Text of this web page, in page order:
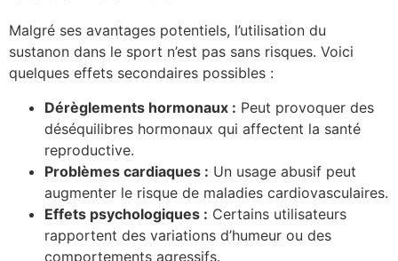
Malgré ses avantages potentiels, l’utilisation du
sustanon dans le sport n’est pas sans risques. Voici
quelques effets secondaires possibles :
Dérèglements hormonaux : Peut provoquer des
déséquilibres hormonaux qui affectent la santé
reproductive.
Problèmes cardiaques : Un usage abusif peut
augmenter le risque de maladies cardiovasculaires.
Effets psychologiques : Certains utilisateurs
rapportent des variations d’humeur ou des
comportements agressifs.